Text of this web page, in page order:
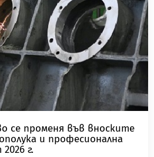
се променя във вноските
и професионална
г.